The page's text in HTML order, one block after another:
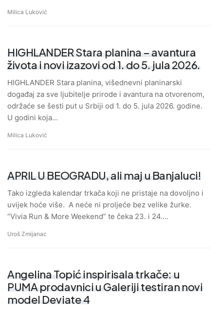
Milica Luković
HIGHLANDER Stara planina – avantura
života i novi izazovi od 1. do 5. jula 2026.
HIGHLANDER Stara planina, višednevni planinarski
događaj za sve ljubitelje prirode i avantura na otvorenom,
održaće se šesti put u Srbiji od 1. do 5. jula 2026. godine.
U godini koja…
Milica Luković
APRIL U BEOGRADU, ali maj u Banjaluci!
Tako izgleda kalendar trkača koji ne pristaje na dovoljno i
uvijek hoće više. A neće ni proljeće bez velike žurke.
“Vivia Run & More Weekend” te čeka 23. i 24.…
Uroš Zmijanac
Angelina Topić inspirisala trkače: u
PUMA prodavnici u Galeriji testiran novi
model Deviate 4